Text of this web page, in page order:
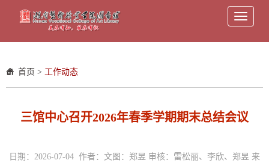
Toggle
首页 > 工作动态
三馆中心召开2026年春季学期期末总结会议
日期：2026-07-04 作者：文图：郑昱 审核：雷松丽、李欣、郑昱 来